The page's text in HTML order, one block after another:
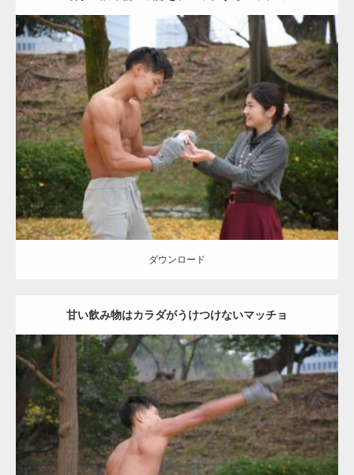
Update:2021.07.8
Category:公園のマッチョ その他 AKIHITO(細マッチョ) 上腕三頭筋
肩
ダウンロード
ダウンロード
甘い飲み物はカラダがうけつけないマッチョ
Update:2021.07.8
Category: 公園のマッチョ その他 AKIHITO(細マッチョ) 背中
ダウンロード